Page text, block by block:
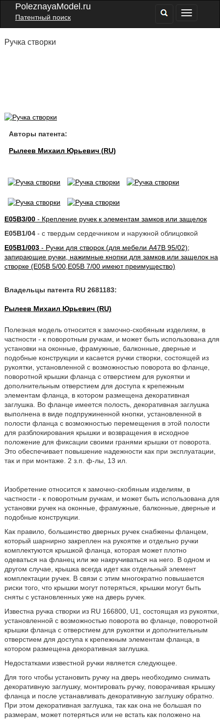
PoleznayaModel.ru
Патентный поиск
Ручка створки
Авторы патента:
Рылеев Михаил Юрьевич (RU)
E05B3/00- Крепление ручек к элементам замков или защелок
E05B1/04- с твердым сердечником и наружной облицовкой
E05B1/003- Ручки для створок (для мебели A47B 95/02);
запирающие ручки, нажимные кнопки для замков или защелок на
створке (E05B 5/00,E05B 7/00 имеют преимущество)
Владельцы патента RU 2681183:
Рылеев Михаил Юрьевич (RU)
Полезная модель относится к замочно-скобяным изделиям, в
частности - к поворотным ручкам, и может быть использована для
установки на оконные, фрамужные, балконные, дверные и
подобные конструкции и касается ручки створки, состоящей из
рукоятки, установленной с возможностью поворота во фланце,
поворотной крышки фланца с отверстием для рукоятки и
дополнительным отверстием для доступа к крепежным
элементам фланца, в котором размещена декоративная
заглушка. Во фланце имеется полость, декоративная заглушка
выполнена в виде подпружиненной кнопки, установленной в
полости фланца с возможностью перемещения в этой полости
для разблокирования крышки и возвращения в исходное
положение для фиксации своими гранями крышки от поворота.
Это обеспечивает повышение надежности как при эксплуатации,
так и при монтаже. 2 з.п. ф-лы, 13 ил.
Изобретение относится к замочно-скобяным изделиям, в
частности - к поворотным ручкам, и может быть использована для
установки ручек на оконные, фрамужные, балконные, дверные и
подобные конструкции.
Как правило, большинство дверных ручек снабжены фланцем,
который шарнирно закреплен на рукоятке и отдельно ручки
комплектуются крышкой фланца, которая может плотно
одеваться на фланец или же накручиваться на него. В одном и
другом случае, крышка всегда идет как отдельный элемент
комплектации ручек. В связи с этим многократно повышается
риски того, что крышки могут потеряться, крышки могут быть
сняты с установленных уже на дверь ручек.
Известна ручка створки из RU 166800, U1, состоящая из рукоятки,
установленной с возможностью поворота во фланце, поворотной
крышки фланца с отверстием для рукоятки и дополнительным
отверстием для доступа к крепежным элементам фланца, в
котором размещена декоративная заглушка.
Недостатками известной ручки является следующее.
Для того чтобы установить ручку на дверь необходимо снимать
декоративную заглушку, монтировать ручку, поворачивая крышку
фланца и после устанавливать декоративную заглушку обратно.
При этом декоративная заглушка, так как она не большая по
размерам, может потеряться или не встать как положено на